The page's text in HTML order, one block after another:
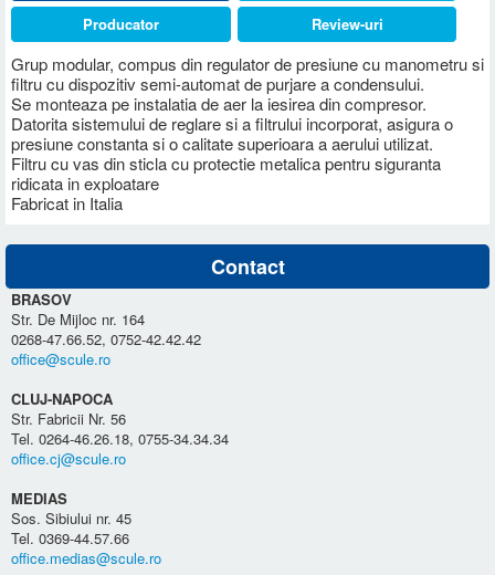
Grup modular, compus din regulator de presiune cu manometru si
filtru cu dispozitiv semi-automat de purjare a condensului.
Se monteaza pe instalatia de aer la iesirea din compresor.
Datorita sistemului de reglare si a filtrului incorporat, asigura o
presiune constanta si o calitate superioara a aerului utilizat.
Filtru cu vas din sticla cu protectie metalica pentru siguranta
ridicata in exploatare
Fabricat in Italia
Producator
Review-uri
Contact
BRASOV
Str. De Mijloc nr. 164
0268-47.66.52, 0752-42.42.42
office@scule.ro
CLUJ-NAPOCA
Str. Fabricii Nr. 56
Tel. 0264-46.26.18, 0755-34.34.34
office.cj@scule.ro
MEDIAS
Sos. Sibiului nr. 45
Tel. 0369-44.57.66
office.medias@scule.ro